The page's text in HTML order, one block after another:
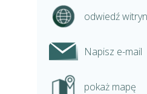
odwiedź
Napisz e-mail
pokaż mapę